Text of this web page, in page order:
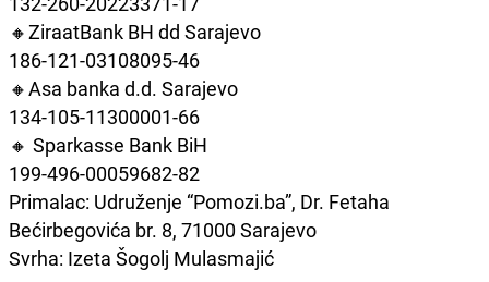
🔸ZiraatBank BH dd Sarajevo
186-121-03108095-46
🔸Asa banka d.d. Sarajevo
134-105-11300001-66
🔸 Sparkasse Bank BiH
199-496-00059682-82
Primalac: Udruženje “Pomozi.ba”, Dr. Fetaha
Bećirbegovića br. 8, 71000 Sarajevo
Svrha: Izeta Šogolj Mulasmajić